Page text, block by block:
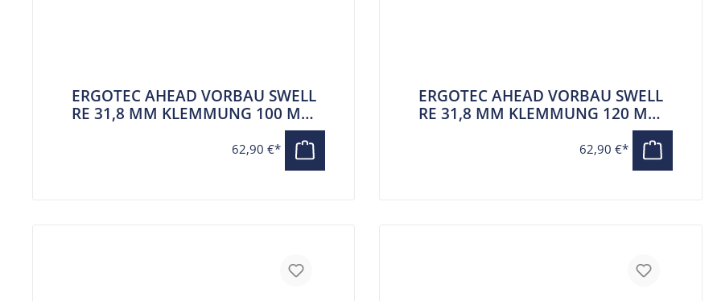
ERGOTEC AHEAD VORBAU SWELL
RE 31,8 MM KLEMMUNG 100 MM
62,90 €*
ERGOTEC AHEAD VORBAU SWELL
RE 31,8 MM KLEMMUNG 120 MM
62,90 €*